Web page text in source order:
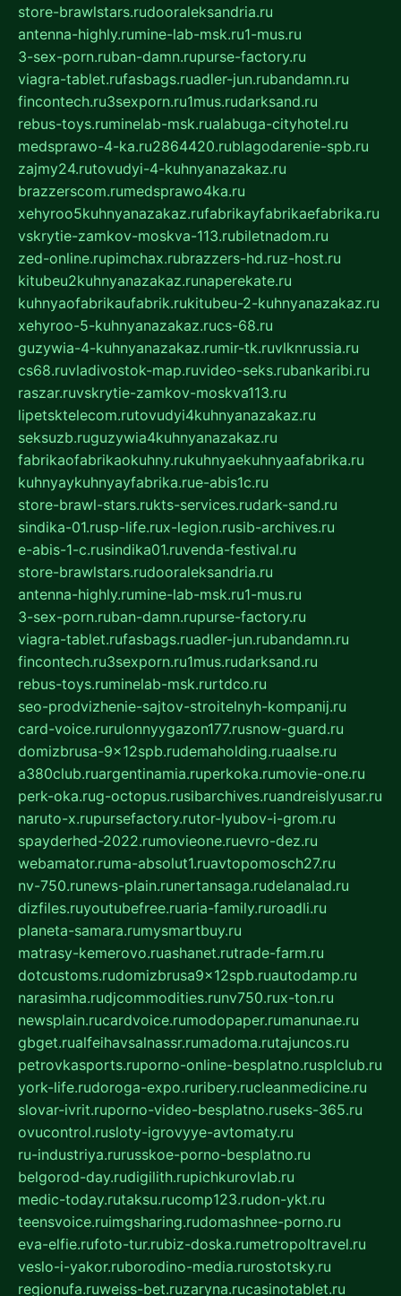
store-brawlstars.rudooraleksandria.ru
antenna-highly.rumine-lab-msk.ru1-mus.ru
3-sex-porn.ruban-damn.rupurse-factory.ru
viagra-tablet.rufasbags.ruadler-jun.rubandamn.ru
fincontech.ru3sexporn.ru1mus.rudarksand.ru
rebus-toys.ruminelab-msk.rualabuga-cityhotel.ru
medsprawo-4-ka.ru2864420.rublagodarenie-spb.ru
zajmy24.rutovudyi-4-kuhnyanazakaz.ru
brazzerscom.rumedsprawo4ka.ru
xehyroo5kuhnyanazakaz.rufabrikayfabrikaefabrika.ru
vskrytie-zamkov-moskva-113.rubiletnadom.ru
zed-online.rupimchax.rubrazzers-hd.ruz-host.ru
kitubeu2kuhnyanazakaz.runaperekate.ru
kuhnyaofabrikaufabrik.rukitubeu-2-kuhnyanazakaz.ru
xehyroo-5-kuhnyanazakaz.rucs-68.ru
guzywia-4-kuhnyanazakaz.rumir-tk.ruvlknrussia.ru
cs68.ruvladivostok-map.ruvideo-seks.rubankaribi.ru
raszar.ruvskrytie-zamkov-moskva113.ru
lipetsktelecom.rutovudyi4kuhnyanazakaz.ru
seksuzb.ruguzywia4kuhnyanazakaz.ru
fabrikaofabrikaokuhny.rukuhnyaekuhnyaafabrika.ru
kuhnyaykuhnyayfabrika.rue-abis1c.ru
store-brawl-stars.rukts-services.rudark-sand.ru
sindika-01.rusp-life.rux-legion.rusib-archives.ru
e-abis-1-c.rusindika01.ruvenda-festival.ru
store-brawlstars.rudooraleksandria.ru
antenna-highly.rumine-lab-msk.ru1-mus.ru
3-sex-porn.ruban-damn.rupurse-factory.ru
viagra-tablet.rufasbags.ruadler-jun.rubandamn.ru
fincontech.ru3sexporn.ru1mus.rudarksand.ru
rebus-toys.ruminelab-msk.rurtdco.ru
seo-prodvizhenie-sajtov-stroitelnyh-kompanij.ru
card-voice.rurulonnyygazon177.rusnow-guard.ru
domizbrusa-9x12spb.rudemaholding.ruaalse.ru
a380club.ruargentinamia.ruperkoka.rumovie-one.ru
perk-oka.rug-octopus.rusibarchives.ruandreislyusar.ru
naruto-x.rupursefactory.rutor-lyubov-i-grom.ru
spayderhed-2022.rumovieone.ruevro-dez.ru
webamator.ruma-absolut1.ruavtopomosch27.ru
nv-750.runews-plain.runertansaga.rudelanalad.ru
dizfiles.ruyoutubefree.ruaria-family.ruroadli.ru
planeta-samara.rumysmartbuy.ru
matrasy-kemerovo.ruashanet.rutrade-farm.ru
dotcustoms.rudomizbrusa9x12spb.ruautodamp.ru
narasimha.rudjcommodities.runv750.rux-ton.ru
newsplain.rucardvoice.rumodopaper.rumanunae.ru
gbget.rualfeihavsalnassr.rumadoma.rutajuncos.ru
petrovkasports.ruporno-online-besplatno.rusplclub.ru
york-life.rudoroga-expo.ruribery.rucleanmedicine.ru
slovar-ivrit.ruporno-video-besplatno.ruseks-365.ru
ovucontrol.rusloty-igrovyye-avtomaty.ru
ru-industriya.rurusskoe-porno-besplatno.ru
belgorod-day.rudigilith.rupichkurovlab.ru
medic-today.rutaksu.rucomp123.rudon-ykt.ru
teensvoice.ruimgsharing.rudomashnee-porno.ru
eva-elfie.rufoto-tur.rubiz-doska.rumetropoltravel.ru
veslo-i-yakor.ruborodino-media.rurostotsky.ru
regionufa.ruweiss-bet.ruzaryna.rucasinotablet.ru